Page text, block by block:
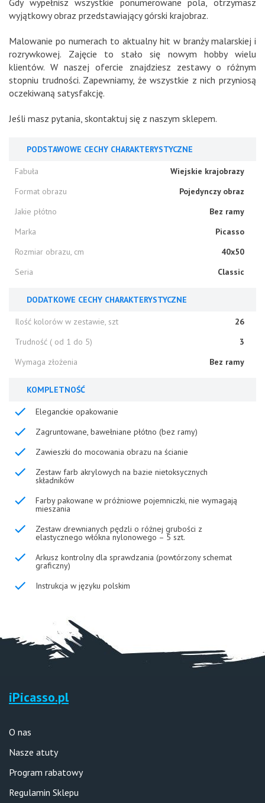
Gdy wypełnisz wszystkie ponumerowane pola, otrzymasz
wyjątkowy obraz przedstawiający górski krajobraz.
Malowanie po numerach to aktualny hit w branży malarskiej i
rozrywkowej. Zajęcie to stało się nowym hobby wielu
klientów. W naszej ofercie znajdziesz zestawy o różnym
stopniu trudności. Zapewniamy, że wszystkie z nich przyniosą
oczekiwaną satysfakcję.
Jeśli masz pytania, skontaktuj się z naszym sklepem.
PODSTAWOWE CECHY CHARAKTERYSTYCZNE
Fabuła
Wiejskie krajobrazy
Format obrazu
Pojedynczy obraz
Jakie płótno
Bez ramy
Marka
Picasso
Rozmiar obrazu, cm
40x50
Seria
Classic
DODATKOWE CECHY CHARAKTERYSTYCZNE
Ilość kolorów w zestawie, szt
26
Trudność ( od 1 do 5)
3
Wymaga złożenia
Bez ramy
KOMPLETNOŚĆ
Eleganckie opakowanie
Zagruntowane, bawełniane płótno (bez ramy)
Zawieszki do mocowania obrazu na ścianie
Zestaw farb akrylowych na bazie nietoksycznych
składników
Farby pakowane w próżniowe pojemniczki, nie wymagają
mieszania
Zestaw drewnianych pędzli o różnej grubości z
elastycznego włókna nylonowego – 5 szt.
Arkusz kontrolny dla sprawdzania (powtórzony schemat
graficzny)
Instrukcja w języku polskim
iPicasso.pl
O nas
Nasze atuty
Program rabatowy
Regulamin Sklepu